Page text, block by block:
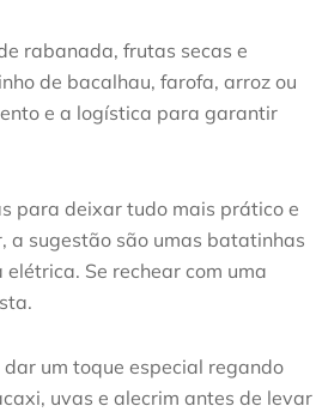
rabanada, frutas secas e
de bacalhau, farofa, arroz ou
e a logística para garantir
para deixar tudo mais prático e
a sugestão são umas batatinhas
Se rechear com uma
um toque especial regando
uvas e alecrim antes de levar